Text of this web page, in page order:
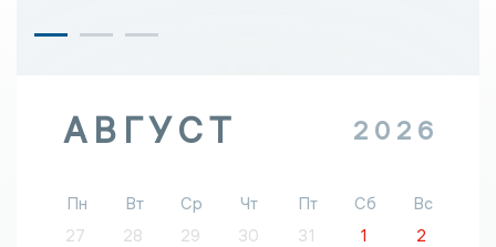
АВГУСТ 2026
Пн Вт Ср Чт Пт Сб
Вс
27
28 29 30 31 1
2